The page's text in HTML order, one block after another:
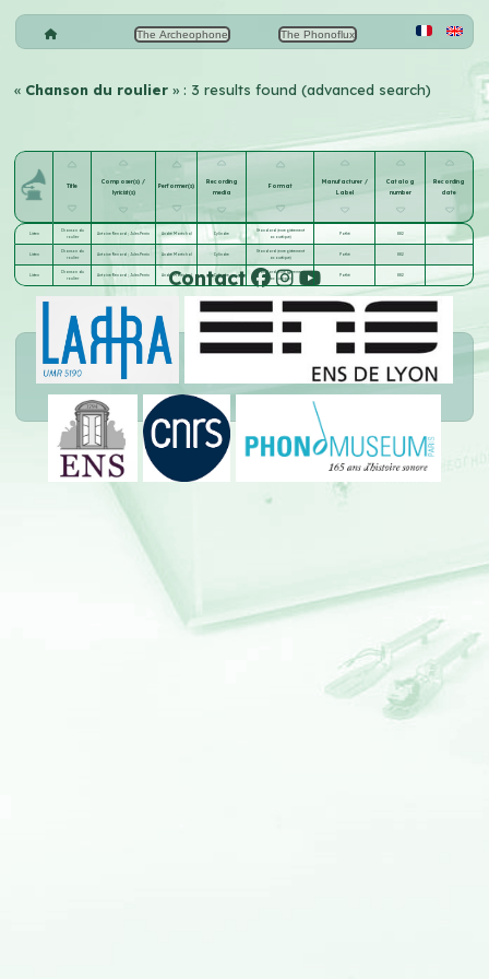
The Archeophone The Phonoflux
« Chanson du roulier» : 3 results found (advanced search)
Title
Composer(s) /
lyricist(s)
Performer(s)
Recording
media
Format
Manufacturer /
Label
Catalog
number
Recording
date
Listen
Chanson du
roulier
Antoine Renard; Jules Perrin André Maréchal Cylindre
Standard (enregistrement
acoustique)
Pathé 882
Listen
Chanson du
roulier
Antoine Renard; Jules Perrin André Maréchal Cylindre
Standard (enregistrement
acoustique)
Pathé 882
Listen
Chanson du
roulier
Antoine Renard; Jules Perrin André Maréchal Cylindre
Standard (enregistrement
acoustique)
Pathé 882
Contact